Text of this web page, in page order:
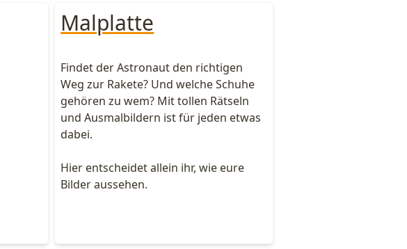
Malplatte
Findet der Astronaut den richtigen
Weg zur Rakete? Und welche Schuhe
gehören zu wem? Mit tollen Rätseln
und Ausmalbildern ist für jeden etwas
dabei.
Hier entscheidet allein ihr, wie eure
Bilder aussehen.